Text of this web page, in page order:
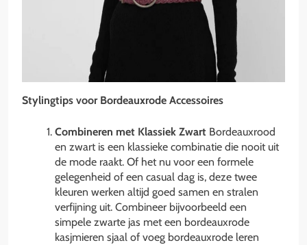
Stylingtips voor Bordeauxrode Accessoires
Combineren met Klassiek Zwart Bordeauxrood
en zwart is een klassieke combinatie die nooit uit
de mode raakt. Of het nu voor een formele
gelegenheid of een casual dag is, deze twee
kleuren werken altijd goed samen en stralen
verfijning uit. Combineer bijvoorbeeld een
simpele zwarte jas met een bordeauxrode
kasjmieren sjaal of voeg bordeauxrode leren